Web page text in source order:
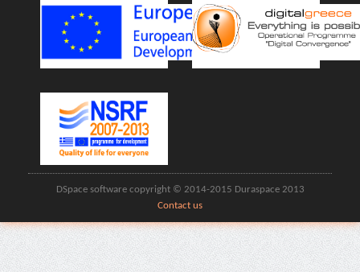
DSpace software copyright © 2014-2015 Duraspace 2013
Contact us